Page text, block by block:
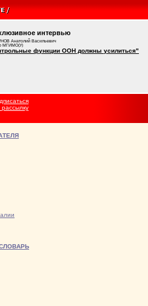
интервью
Анатолий Васильевич
МГИМО(У)
функции ООН должны усилиться"
рассылку